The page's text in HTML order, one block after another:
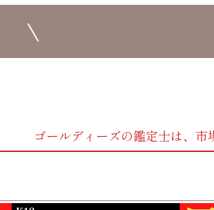
ゴールディーズの鑑定士は、市